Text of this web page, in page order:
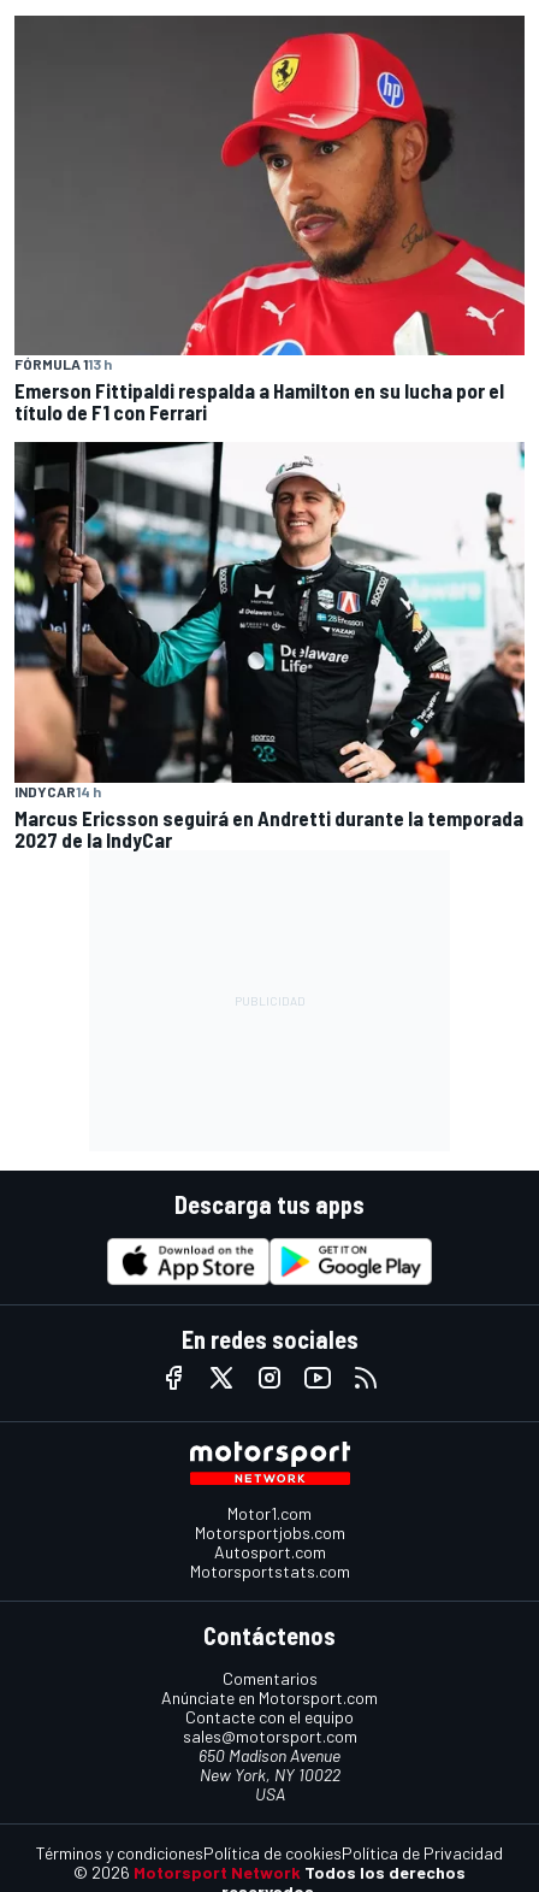
FÓRMULA 113 h
Emerson Fittipaldi respalda a Hamilton en su lucha por el
título de F1 con Ferrari
INDYCAR14 h
Marcus Ericsson seguirá en Andretti durante la temporada
2027 de la IndyCar
Descarga tus apps
En redes sociales
Motor1.com
Motorsportjobs.com
Autosport.com
Motorsportstats.com
Contáctenos
Comentarios
Anúnciate en Motorsport.com
Contacte con el equipo
sales@motorsport.com
650 Madison Avenue
New York, NY 10022
USA
© 2026 Motorsport Network Todos los derechos
Términos y condicionesPolítica de cookiesPolítica de Privacidad